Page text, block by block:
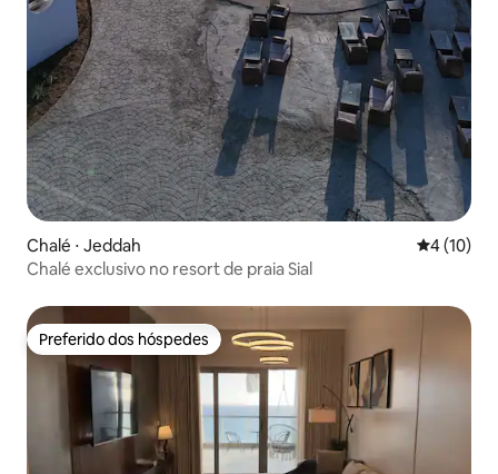
Chalé ⋅ Jeddah 4 de uma
4 (10)
Chalé exclusivo no resort de praia Sial
Preferido dos hóspedes
Preferido dos hóspedes